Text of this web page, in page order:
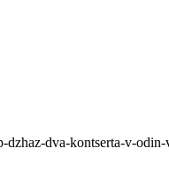
dzhaz-dva-kontserta-v-odin-